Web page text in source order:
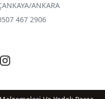
ANKARA
467 2906